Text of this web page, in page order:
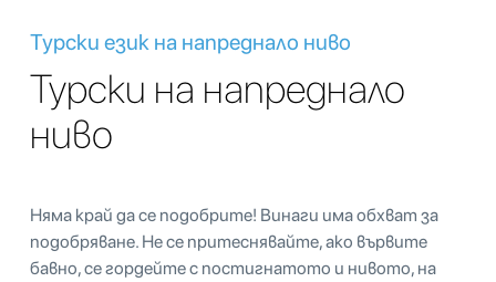
Турски език на напреднало ниво
Турски на напреднало
ниво
Няма край да се подобрите! Винаги има обхват за
подобряване. Не се притеснявайте, ако вървите
бавно, се гордейте с постигнатото и нивото, на